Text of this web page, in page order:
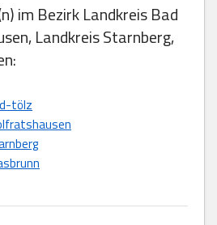
im Bezirk Landkreis Bad
Landkreis Starnberg,
tölz